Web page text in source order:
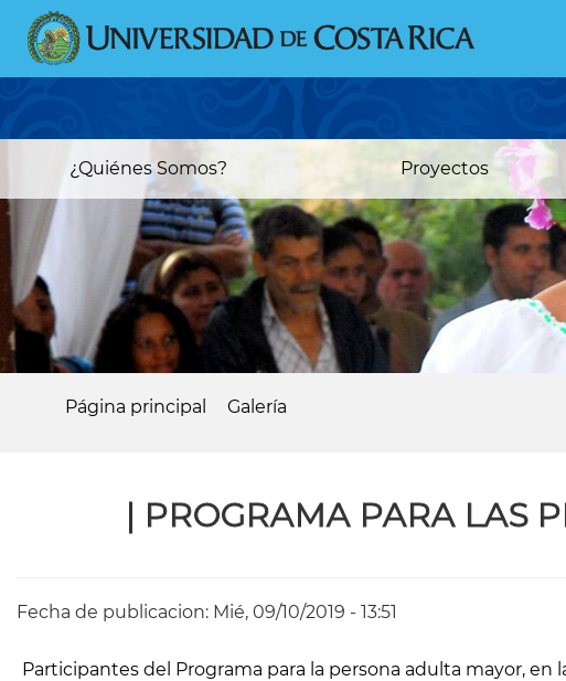
Pasar
contenido
principal
Main
navigation
¿Quiénes Somos? Proyectos
ayuda
la
navegación
Página principal Galería
| PROGRAMA PARA LAS
Fecha de publicacion: Mié, 09/10/2019 - 13:51
Participantes del Programa para la persona adulta mayor,